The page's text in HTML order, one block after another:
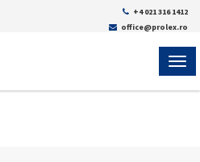
+4 021 316 1412
office@prolex.ro